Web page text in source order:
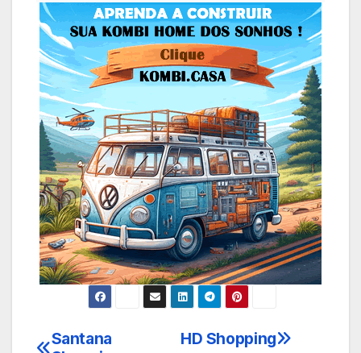
Navegação HD Shopping
Santana